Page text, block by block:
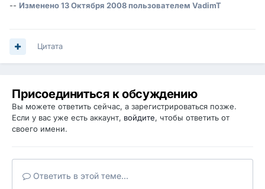
-- Изменено13 Октября 2008пользователем VadimT
Цитата
Присоединиться к обсуждению
Вы можете ответить сейчас, а зарегистрироваться позже.
Если у вас уже есть аккаунт, войдите, чтобы ответить от
своего имени.
Ответить в этой теме...